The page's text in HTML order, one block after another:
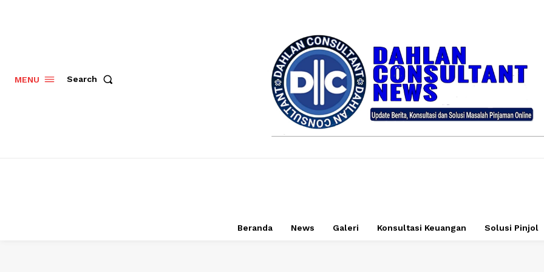
MENU Search
Beranda News Galeri Konsultasi Keuangan Solusi Pinjol